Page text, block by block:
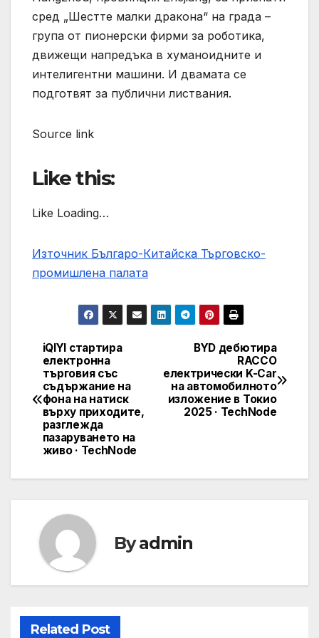
сред „Шестте малки дракона“ на града –
група от пионерски фирми за роботика,
движещи напредъка в хуманоидните и
интелигентни машини. И двамата се
подготвят за публични листвания.
Source link
Like this:
Like Loading…
Източник Българо-Китайска Търговско-
промишлена палaта
Навигация
BYD дебютира
RACCO
електрически K-Car
на автомобилното
изложение в Токио
2025 · TechNode
iQIYI стартира
електронна
търговия със
съдържание на
фона на натиск
върху приходите,
разглежда
пазаруването на
живо · TechNode
Byadmin
Related Post